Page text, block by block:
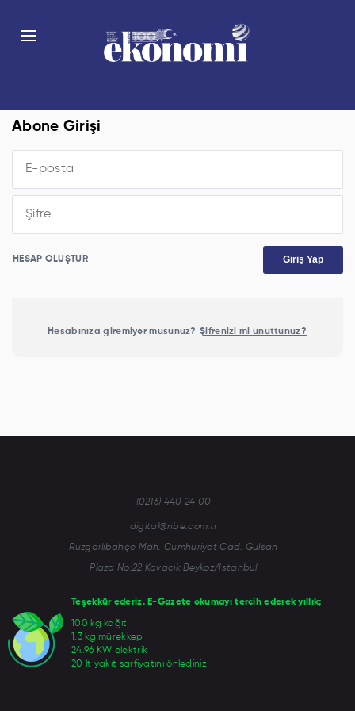
Abone Girişi
HESAP OLUŞTUR Giriş Yap
Hesabınıza giremiyor musunuz? Şifrenizi mi unuttunuz?
Teşekkür ederiz. E-Gazete okumayı tercih ederek yıllık;
100 kg kağıt
1.3 kg mürekkep
24.96 KW elektrik
20 lt yakıt sarfiyatını önlediniz
(0216) 440 24 00
digital@nbe.com.tr
Rüzgarlıbahçe Mah. Cumhuriyet Cad. Gülsan
Plaza No:22 Kavacık Beykoz/İstanbul